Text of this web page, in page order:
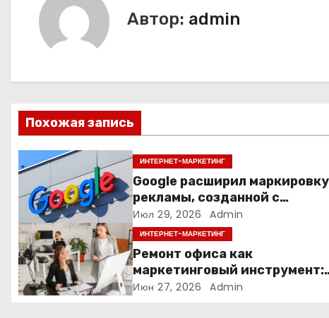
ц
и
я
п
о
з
а
Автор: admin
Похожая запись
ИНТЕРНЕТ-МАРКЕТИНГ
Google расширил маркировку
рекламы, созданной с
помощью искусственного
интеллекта
Июл 29, 2026 Admin
ИНТЕРНЕТ-МАРКЕТИНГ
Ремонт офиса как
маркетинговый инструмент:
почему физическое
Июн 27, 2026 Admin